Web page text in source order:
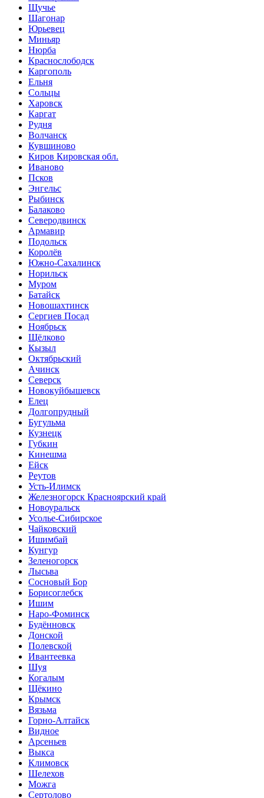
Щучье
Шагонар
Юрьевец
Миньяр
Нюрба
Краснослободск
Каргополь
Ельня
Сольцы
Харовск
Каргат
Рудня
Волчанск
Кувшиново
Киров Кировская обл.
Иваново
Псков
Энгельс
Рыбинск
Балаково
Северодвинск
Армавир
Подольск
Королёв
Южно-Сахалинск
Норильск
Муром
Батайск
Новошахтинск
Сергиев Посад
Ноябрьск
Щёлково
Кызыл
Октябрьский
Ачинск
Северск
Новокуйбышевск
Елец
Долгопрудный
Бугульма
Кузнецк
Губкин
Кинешма
Ейск
Реутов
Усть-Илимск
Железногорск Красноярский край
Новоуральск
Усолье-Сибирское
Чайковский
Ишимбай
Кунгур
Зеленогорск
Лысьва
Сосновый Бор
Борисоглебск
Ишим
Наро-Фоминск
Будённовск
Донской
Полевской
Ивантеевка
Шуя
Когалым
Щёкино
Крымск
Вязьма
Горно-Алтайск
Видное
Арсеньев
Выкса
Климовск
Шелехов
Можга
Сертолово